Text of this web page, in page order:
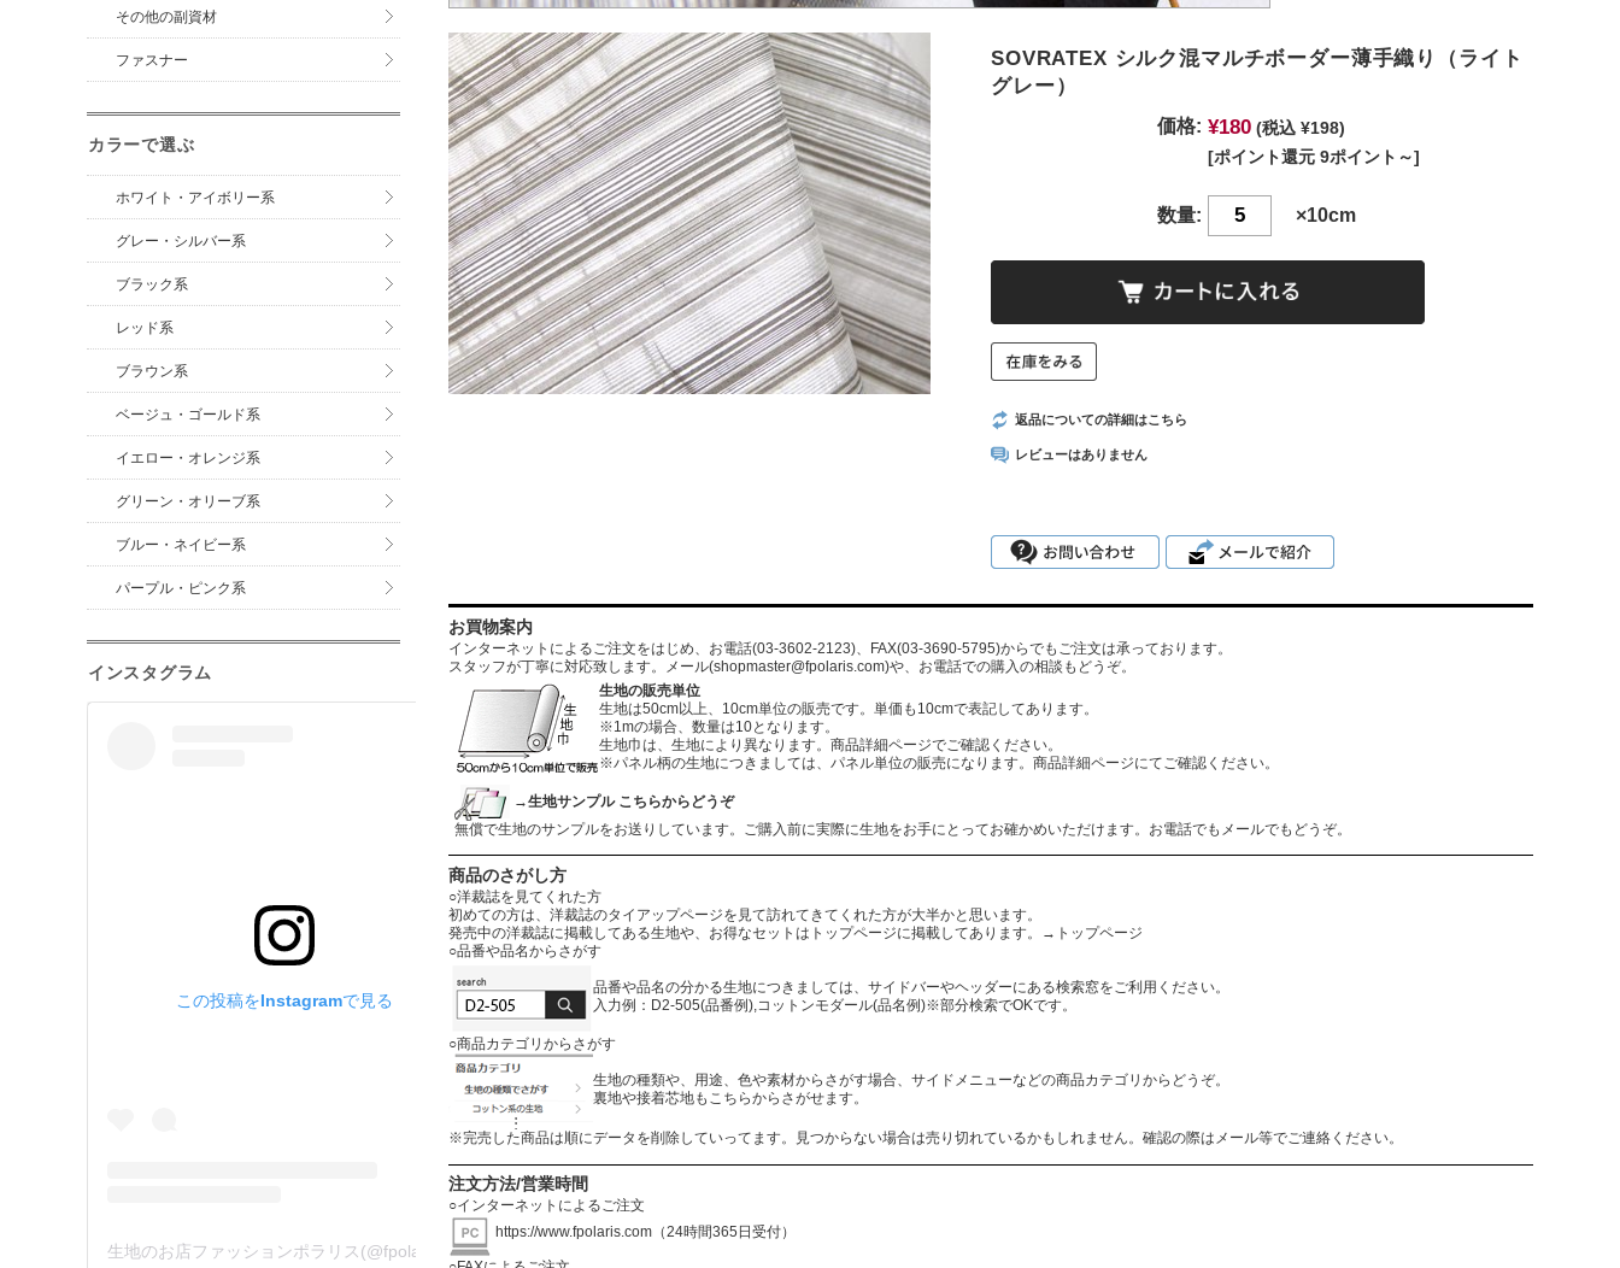
SOVRATEX シルク混マルチボーダー薄手織り（ライト
グレー）
価格: ¥180 (税込 ¥198)
[ポイント還元 9ポイント～]
数量: ×10cm
返品についての詳細はこちら
レビューはありません
お買物案内
インターネットによるご注文をはじめ、お電話(03-3602-2123)、FAX(03-3690-5795)からでもご注文は承っております。
スタッフが丁寧に対応致します。メール(shopmaster@fpolaris.com)や、お電話での購入の相談もどうぞ。
生地の販売単位
生地は50cm以上、10cm単位の販売です。単価も10cmで表記してあります。
※1mの場合、数量は10となります。
生地巾は、生地により異なります。商品詳細ページでご確認ください。
※パネル柄の生地につきましては、パネル単位の販売になります。商品詳細ページにてご確認ください。
→生地サンプル こちらからどうぞ
無償で生地のサンプルをお送りしています。ご購入前に実際に生地をお手にとってお確かめいただけます。お電話でもメールでもどうぞ。
商品のさがし方
○洋裁誌を見てくれた方
初めての方は、洋裁誌のタイアップページを見て訪れてきてくれた方が大半かと思います。
発売中の洋裁誌に掲載してある生地や、お得なセットはトップページに掲載してあります。
→トップページ
○品番や品名からさがす
品番や品名の分かる生地につきましては、サイドバーやヘッダーにある検索窓をご利用ください。
入力例：D2-505(品番例),コットンモダール(品名例)※部分検索でOKです。
○商品カテゴリからさがす
生地の種類や、用途、色や素材からさがす場合、サイドメニューなどの商品カテゴリからどうぞ。
裏地や接着芯地もこちらからさがせます。
※完売した商品は順にデータを削除していってます。見つからない場合は売り切れているかもしれません。確認の際はメール等でご連絡ください。
注文方法/営業時間
○インターネットによるご注文
https://www.fpolaris.com （24時間365日受付）
その他の副資材
ファスナー
カラーで選ぶ
ホワイト・アイボリー系
グレー・シルバー系
ブラック系
レッド系
ブラウン系
ベージュ・ゴールド系
イエロー・オレンジ系
グリーン・オリーブ系
ブルー・ネイビー系
パープル・ピンク系
インスタグラム
この投稿をInstagramで見る
生地のお店ファッションポラリス(@fpolaris_textile)がシェアした投稿